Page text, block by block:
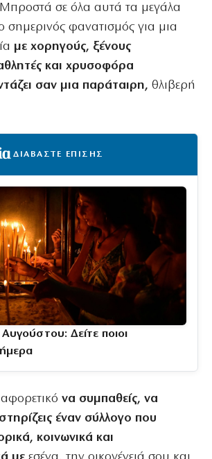
Μπροστά σε όλα αυτά τα μεγάλα
σημερινός φανατισμός για μια
με χορηγούς, ξένους
και χρυσοφόρα
σαν μια παράταιρη, θλιβερή
ΔΙΑΒΑΣΤΕ ΕΠΙΣΗΣ
Δείτε ποιοι
να συμπαθείς, να
έναν σύλλογο που
κοινωνικά και